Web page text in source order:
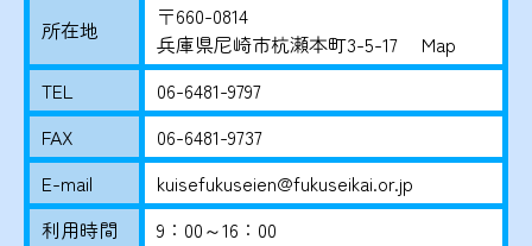
所在地
〒660-0814
兵庫県尼崎市杭瀬本町3-5-17 Map
TEL
06-6481-9797
FAX
06-6481-9737
E-mail
kuisefukuseien@fukuseikai.or.jp
利用時間
9：00～16：00